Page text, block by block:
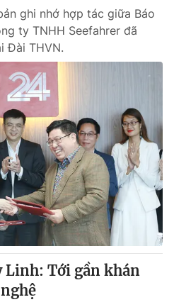
lai
Podcast
ghi nhớ hợp tác giữa Báo
ty TNHH Seefahrer đã
Đài THVN.
Linh: Tới gần khán